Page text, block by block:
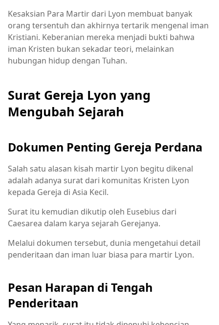
Kesaksian Para Martir dari Lyon membuat banyak
orang tersentuh dan akhirnya tertarik mengenal iman
Kristiani. Keberanian mereka menjadi bukti bahwa
iman Kristen bukan sekadar teori, melainkan
hubungan hidup dengan Tuhan.
Surat Gereja Lyon yang
Mengubah Sejarah
Dokumen Penting Gereja Perdana
Salah satu alasan kisah martir Lyon begitu dikenal
adalah adanya surat dari komunitas Kristen Lyon
kepada Gereja di Asia Kecil.
Surat itu kemudian dikutip oleh Eusebius dari
Caesarea dalam karya sejarah Gerejanya.
Melalui dokumen tersebut, dunia mengetahui detail
penderitaan dan iman luar biasa para martir Lyon.
Pesan Harapan di Tengah
Penderitaan